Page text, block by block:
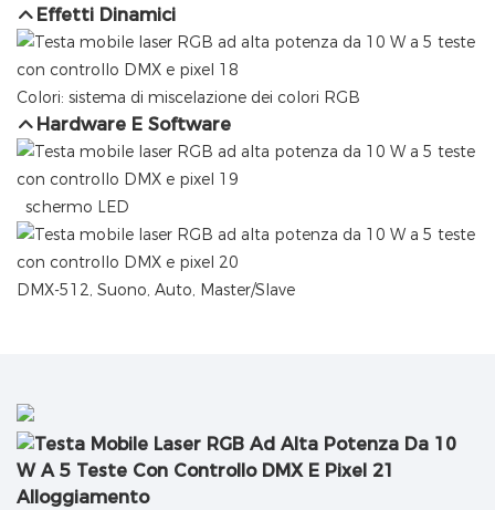
Effetti Dinamici
Colori: sistema di miscelazione dei colori RGB
Hardware E Software
schermo LED
DMX-512, Suono, Auto, Master/Slave
Alloggiamento